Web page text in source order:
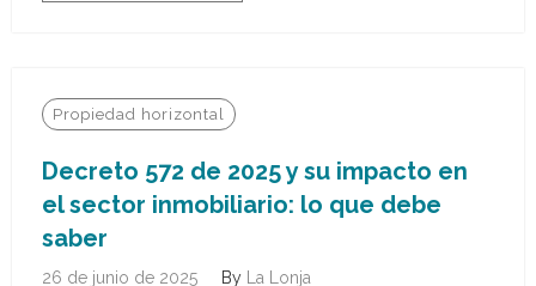
Propiedad horizontal
Decreto 572 de 2025 y su impacto en
el sector inmobiliario: lo que debe
saber
26 de junio de 2025 By La Lonja